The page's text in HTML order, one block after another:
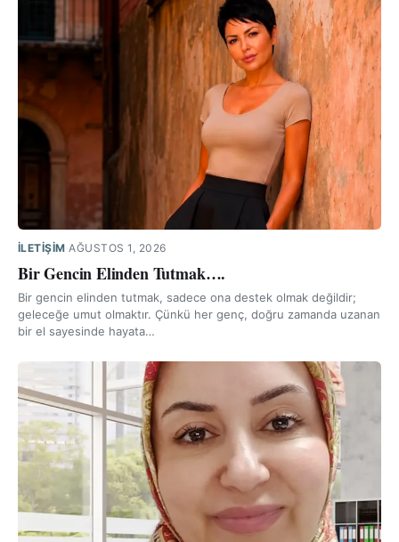
İLETIŞIM·AĞUSTOS 1, 2026
Bir Gencin Elinden Tutmak….
Bir gencin elinden tutmak, sadece ona destek olmak değildir;
geleceğe umut olmaktır. Çünkü her genç, doğru zamanda uzanan
bir el sayesinde hayata…